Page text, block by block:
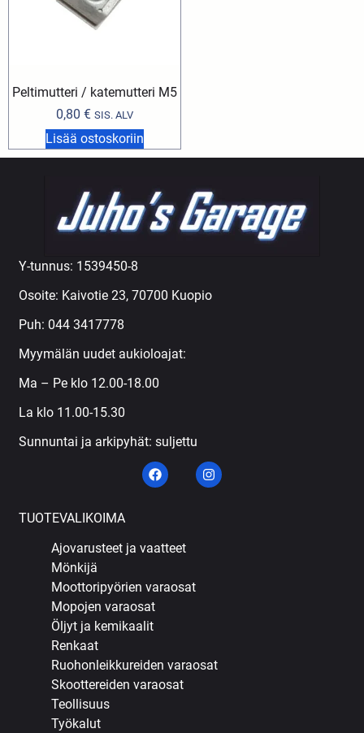
Peltimutteri / katemutteri M5
0,80 € SIS. ALV
Lisää ostoskoriin
Y-tunnus: 1539450-8
Osoite: Kaivotie 23, 70700 Kuopio
Puh: 044 3417778
Myymälän uudet aukioloajat:
Ma – Pe klo 12.00-18.00
La klo 11.00-15.30
Sunnuntai ja arkipyhät: suljettu
TUOTEVALIKOIMA
Ajovarusteet ja vaatteet
Mönkijä
Moottoripyörien varaosat
Mopojen varaosat
Öljyt ja kemikaalit
Renkaat
Ruohonleikkureiden varaosat
Skoottereiden varaosat
Teollisuus
Työkalut